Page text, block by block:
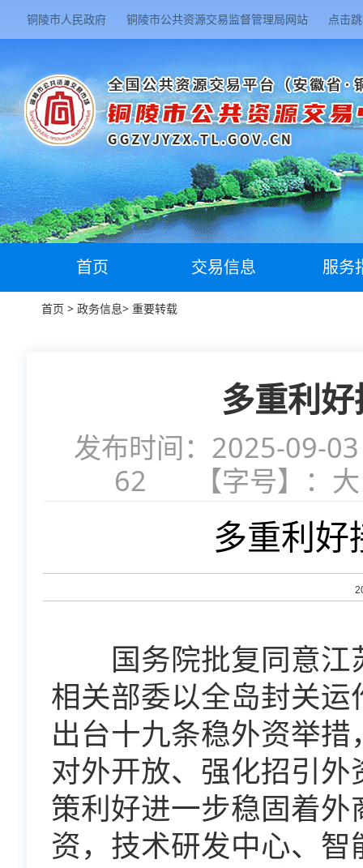
铜陵市人民政府 铜陵市公共资源交易监督管理局网站 点击
首页 交易信息 服务
首页 > 政务信息> 重要转载
多重利
发布时间：2025-09-03
62
【字号】：
多重利
国务院批复同意江苏
相关部委以全岛封关
出台十九条稳外资举
对外开放、强化招引
策利好进一步稳固着
资，技术研发中心、